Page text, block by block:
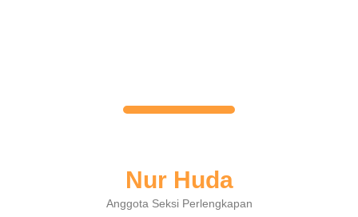
Nur Huda
Anggota Seksi Perlengkapan